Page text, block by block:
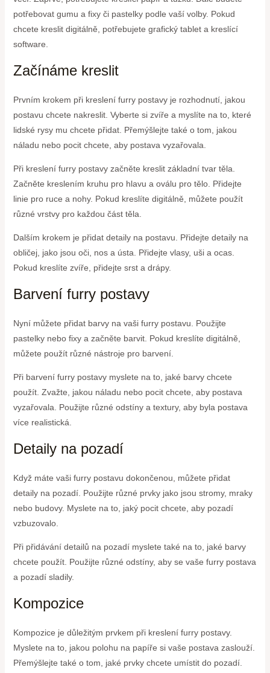
potřebovat gumu a fixy či pastelky podle vaší volby. Pokud
chcete kreslit digitálně, potřebujete grafický tablet a kreslící
software.
Začínáme kreslit
Prvním krokem při kreslení furry postavy je rozhodnutí, jakou
postavu chcete nakreslit. Vyberte si zvíře a myslíte na to, které
lidské rysy mu chcete přidat. Přemýšlejte také o tom, jakou
náladu nebo pocit chcete, aby postava vyzařovala.
Při kreslení furry postavy začněte kreslit základní tvar těla.
Začněte kreslením kruhu pro hlavu a oválu pro tělo. Přidejte
linie pro ruce a nohy. Pokud kreslíte digitálně, můžete použít
různé vrstvy pro každou část těla.
Dalším krokem je přidat detaily na postavu. Přidejte detaily na
obličej, jako jsou oči, nos a ústa. Přidejte vlasy, uši a ocas.
Pokud kreslíte zvíře, přidejte srst a drápy.
Barvení furry postavy
Nyní můžete přidat barvy na vaši furry postavu. Použijte
pastelky nebo fixy a začněte barvit. Pokud kreslíte digitálně,
můžete použít různé nástroje pro barvení.
Při barvení furry postavy myslete na to, jaké barvy chcete
použít. Zvažte, jakou náladu nebo pocit chcete, aby postava
vyzařovala. Použijte různé odstíny a textury, aby byla postava
více realistická.
Detaily na pozadí
Když máte vaši furry postavu dokončenou, můžete přidat
detaily na pozadí. Použijte různé prvky jako jsou stromy, mraky
nebo budovy. Myslete na to, jaký pocit chcete, aby pozadí
vzbuzovalo.
Při přidávání detailů na pozadí myslete také na to, jaké barvy
chcete použít. Použijte různé odstíny, aby se vaše furry postava
a pozadí sladily.
Kompozice
Kompozice je důležitým prvkem při kreslení furry postavy.
Myslete na to, jakou polohu na papíře si vaše postava zaslouží.
Přemýšlejte také o tom, jaké prvky chcete umístit do pozadí.